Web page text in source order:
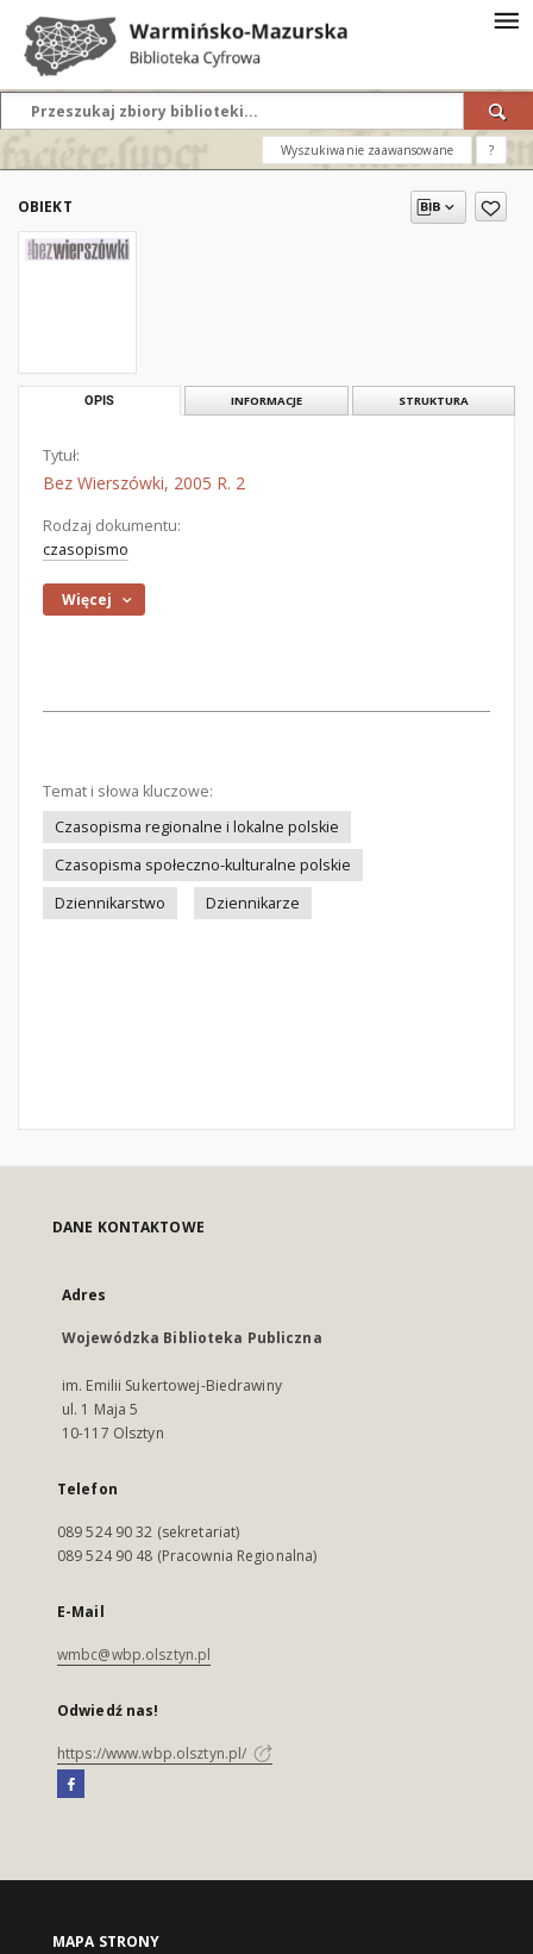
Wyszukiwanie zaawansowane ?
OBIEKT
OPIS INFORMACJE STRUKTURA
Tytuł:
Bez Wierszówki, 2005 R. 2
Rodzaj dokumentu:
czasopismo
Więcej
Temat i słowa kluczowe:
Czasopisma regionalne i lokalne polskie
Czasopisma społeczno-kulturalne polskie
Dziennikarstwo
Dziennikarze
DANE KONTAKTOWE
Adres
Wojewódzka Biblioteka Publiczna
im. Emilii Sukertowej-Biedrawiny
ul. 1 Maja 5
10-117 Olsztyn
Telefon
089 524 90 32 (sekretariat)
089 524 90 48 (Pracownia Regionalna)
E-Mail
wmbc@wbp.olsztyn.pl
Odwiedź nas!
https://www.wbp.olsztyn.pl/
MAPA STRONY